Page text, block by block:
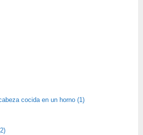
cocida en un horno (1)